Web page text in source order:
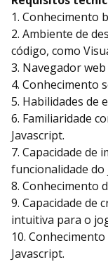
1. Conhecimento
2. Ambiente de
código, como
3. Navegador
4. Conhecimento
5. Habilidades de
6. Familiaridade
Javascript.
7. Capacidade de
funcionalidade do
8. Conhecimento
9. Capacidade de
intuitiva para o
10.
Javascript.